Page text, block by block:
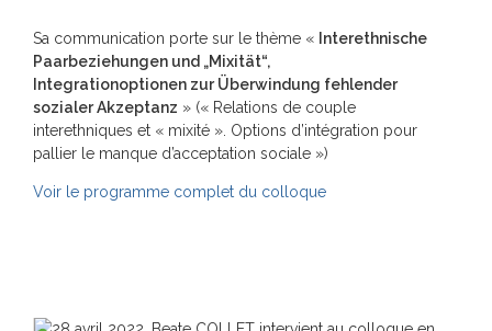
Sa communication porte sur le thème « Interethnische
Paarbeziehungen und „Mixität“,
Integrationoptionen zur Überwindung fehlender
sozialer Akzeptanz » (« Relations de couple
interethniques et « mixité ». Options d’intégration pour
pallier le manque d’acceptation sociale »)
Voir le programme complet du colloque